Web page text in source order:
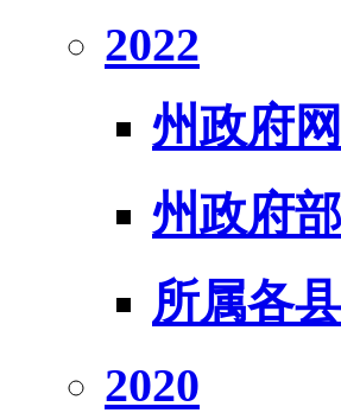
2022
州政府
州政府
所属各
2020